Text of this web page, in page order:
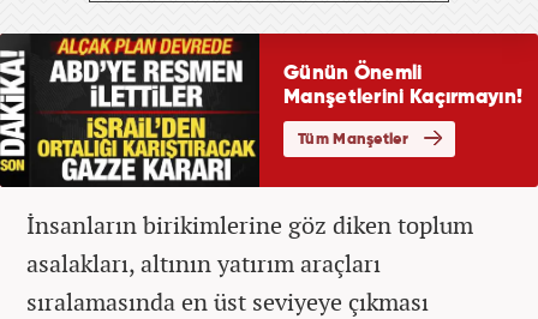
İnsanların birikimlerine göz diken toplum
asalakları, altının yatırım araçları
sıralamasında en üst seviyeye çıkması